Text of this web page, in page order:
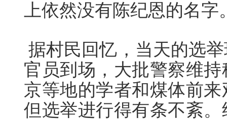
上依然没有陈纪恩的名字
据村民回忆，当天的选
官员到场，大批警察维
京等地的学者和煤体前
但选举进行得有条不紊